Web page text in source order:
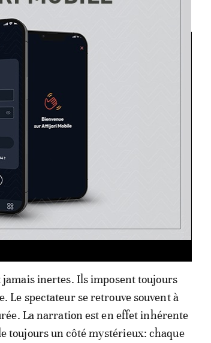
jamais inertes. Ils imposent toujours
Le spectateur se retrouve souvent à
La narration est en effet inhérente
toujours un côté mystérieux: chaque